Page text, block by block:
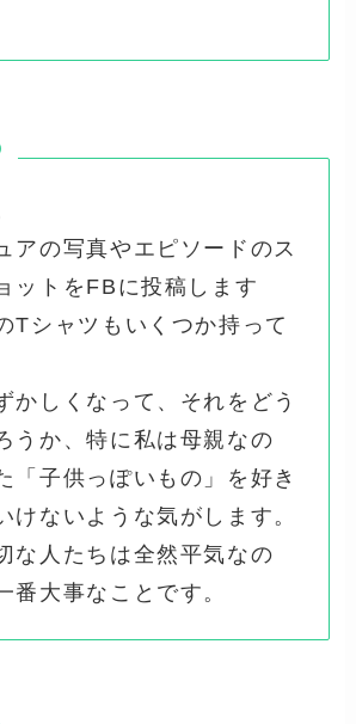
アの写真やエピソードのス
ットをFBに投稿します
Tシャツもいくつか持って
かしくなって、それをどう
うか、特に私は母親なの
「子供っぽいもの」を好き
けないような気がします。
な人たちは全然平気なの
番大事なことです。